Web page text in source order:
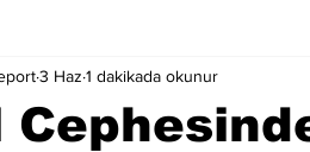
Zaman Tüneli
3 Haz 1 dakikada okunur